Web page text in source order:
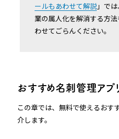
ールもあわせて解説 」で
業の属人化を解消する方
わせてごらんください。
おすすめ名刺管理アプ
この章では、無料で使えるおす
介します。